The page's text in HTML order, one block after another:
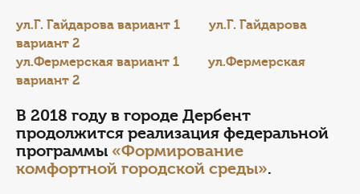
ул.Г. Гайдарова вариант 1
ул.Г. Гайдарова
вариант 2
ул.Фермерская вариант 1
ул.Фермерская
вариант 2
В 2018 году в городе Дербент
продолжится реализация федеральной
программы «Формирование
комфортной городской среды».